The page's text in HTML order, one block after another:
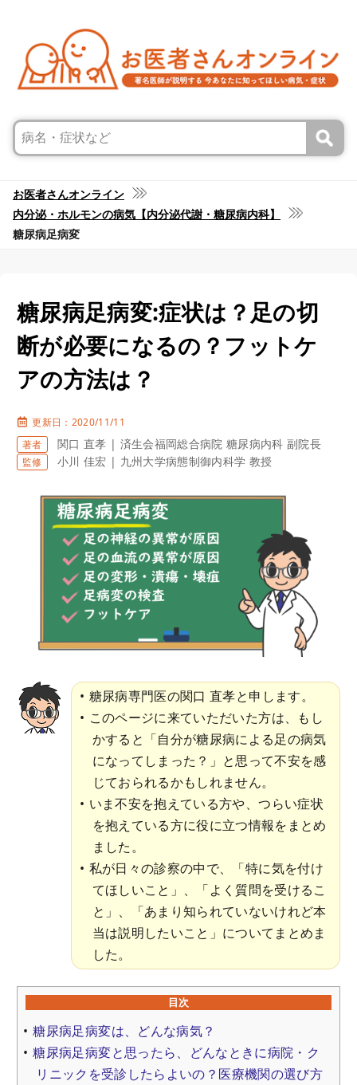
お医者さんオンライン
内分泌・ホルモンの病気【内分泌代謝・糖尿病内科】
糖尿病足病変
糖尿病足病変:症状は？足の切
断が必要になるの？フットケ
アの方法は？
更新日：2020/11/11
著者
関口 直孝 | 済生会福岡総合病院 糖尿病内科 副院長
監修 小川 佳宏 | 九州大学病態制御内科学 教授
糖尿病専門医の関口 直孝と申します。
このページに来ていただいた方は、もし
かすると「自分が糖尿病による足の病気
になってしまった？」と思って不安を感
じておられるかもしれません。
いま不安を抱えている方や、つらい症状
を抱えている方に役に立つ情報をまとめ
ました。
私が日々の診察の中で、「特に気を付け
てほしいこと」、「よく質問を受けるこ
と」、「あまり知られていないけれど本
当は説明したいこと」についてまとめま
した。
目次
糖尿病足病変は、どんな病気？
糖尿病足病変と思ったら、どんなときに病院・ク
リニックを受診したらよいの？医療機関の選び方